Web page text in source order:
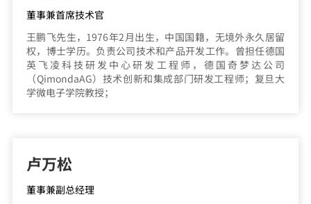
董事兼首席技术官
王鹏飞先生，1976年2月出生，中国国籍，无境外永久居留
权，博士学历。负责公司技术和产品开发工作。曾担任德国
英飞凌科技研发中心研发工程师，德国奇梦达公司
（QimondaAG）技术创新和集成部门研发工程师；复旦大
学微电子学院教授；
卢万松
董事兼副总经理